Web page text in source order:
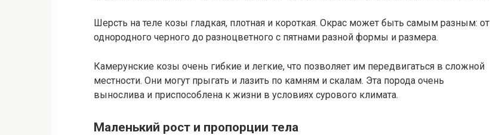
Шерсть на теле козы гладкая, плотная и короткая. Окрас может быть самым разным: от
однородного черного до разноцветного с пятнами разной формы и размера.
Камерунские козы очень гибкие и легкие, что позволяет им передвигаться в сложной
местности. Они могут прыгать и лазить по камням и скалам. Эта порода очень
вынослива и приспособлена к жизни в условиях сурового климата.
Маленький рост и пропорции тела